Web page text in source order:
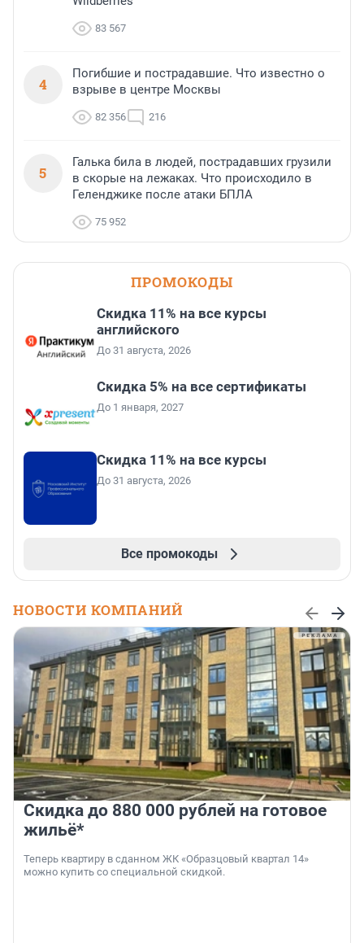
83 567
4
Погибшие и пострадавшие. Что известно о
взрыве в центре Москвы
82 356 216
5
Галька била в людей, пострадавших грузили
в скорые на лежаках. Что происходило в
Геленджике после атаки БПЛА
75 952
ПРОМОКОДЫ
Скидка 11% на все курсы
английского
До 31 августа, 2026
Скидка 5% на все сертификаты
До 1 января, 2027
Скидка 11% на все курсы
До 31 августа, 2026
Все промокоды
НОВОСТИ КОМПАНИЙ
Скидка до 880 000 рублей на готовое
жильё*
Теперь квартиру в сданном ЖК «Образцовый квартал 14»
можно купить со специальной скидкой.